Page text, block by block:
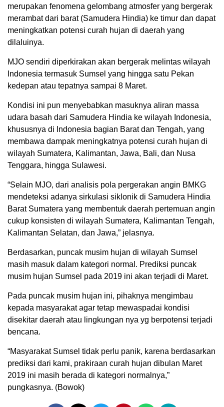
merupakan fenomena gelombang atmosfer yang bergerak
merambat dari barat (Samudera Hindia) ke timur dan dapat
meningkatkan potensi curah hujan di daerah yang
dilaluinya.
MJO sendiri diperkirakan akan bergerak melintas wilayah
Indonesia termasuk Sumsel yang hingga satu Pekan
kedepan atau tepatnya sampai 8 Maret.
Kondisi ini pun menyebabkan masuknya aliran massa
udara basah dari Samudera Hindia ke wilayah Indonesia,
khususnya di Indonesia bagian Barat dan Tengah, yang
membawa dampak meningkatnya potensi curah hujan di
wilayah Sumatera, Kalimantan, Jawa, Bali, dan Nusa
Tenggara, hingga Sulawesi.
“Selain MJO, dari analisis pola pergerakan angin BMKG
mendeteksi adanya sirkulasi siklonik di Samudera Hindia
Barat Sumatera yang membentuk daerah pertemuan angin
cukup konsisten di wilayah Sumatera, Kalimantan Tengah,
Kalimantan Selatan, dan Jawa,” jelasnya.
Berdasarkan, puncak musim hujan di wilayah Sumsel
masih masuk dalam kategori normal. Prediksi puncak
musim hujan Sumsel pada 2019 ini akan terjadi di Maret.
Pada puncak musim hujan ini, pihaknya mengimbau
kepada masyarakat agar tetap mewaspadai kondisi
disekitar daerah atau lingkungan nya yg berpotensi terjadi
bencana.
“Masyarakat Sumsel tidak perlu panik, karena berdasarkan
prediksi dari kami, prakiraan curah hujan dibulan Maret
2019 ini masih berada di kategori normalnya,”
pungkasnya. (Bowok)